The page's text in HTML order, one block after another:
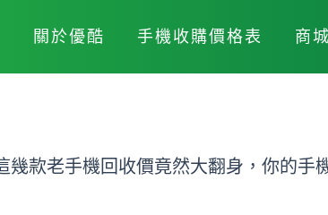
關於優酷 手機收購價格表 商
幾款老手機回收價竟然大翻身，你的手